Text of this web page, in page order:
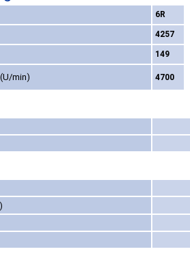
6R
4257
149
min) 4700
)